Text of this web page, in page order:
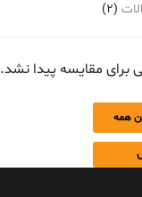
(2)
برای مقایسه پیدا نشد.
همه